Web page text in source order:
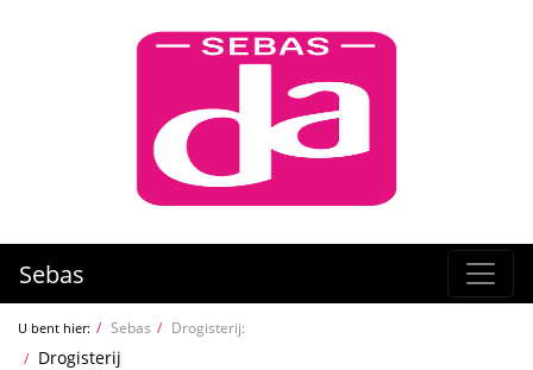
Sebas
U bent hier: Sebas Drogisterij:
Drogisterij